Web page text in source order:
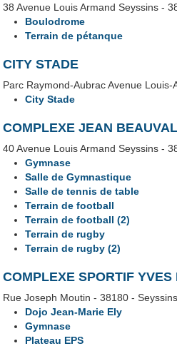
38 Avenue Louis Armand Seyssins -
Boulodrome
Terrain de pétanque
CITY STADE
Parc Raymond-Aubrac Avenue
City Stade
COMPLEXE JEAN
40 Avenue Louis Armand Seyssins -
Gymnase
Salle de Gymnastique
Salle de tennis de table
Terrain de football
Terrain de football (2)
Terrain de rugby
Terrain de rugby (2)
COMPLEXE SPORTIF YVES
Rue Joseph Moutin - 38180 - Seyssins
Dojo Jean-Marie Ely
Gymnase
Plateau EPS